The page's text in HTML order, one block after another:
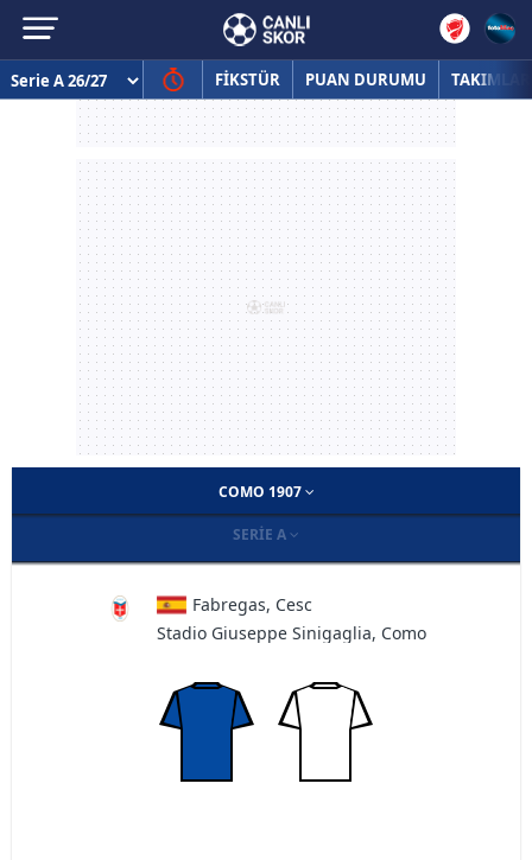
FİKSTÜR PUAN DURUMU TAKIMLAR
COMO 1907
SERIE A
Fabregas, Cesc
Stadio Giuseppe Sinigaglia, Como